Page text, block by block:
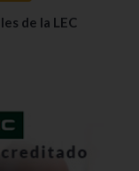
de la LEC